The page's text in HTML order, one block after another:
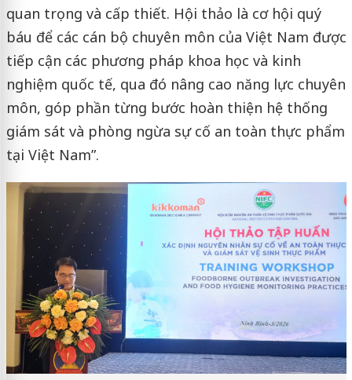
quan trọng và cấp thiết. Hội thảo là cơ hội quý
báu để các cán bộ chuyên môn của Việt Nam được
tiếp cận các phương pháp khoa học và kinh
nghiệm quốc tế, qua đó nâng cao năng lực chuyên
môn, góp phần từng bước hoàn thiện hệ thống
giám sát và phòng ngừa sự cố an toàn thực phẩm
tại Việt Nam”.